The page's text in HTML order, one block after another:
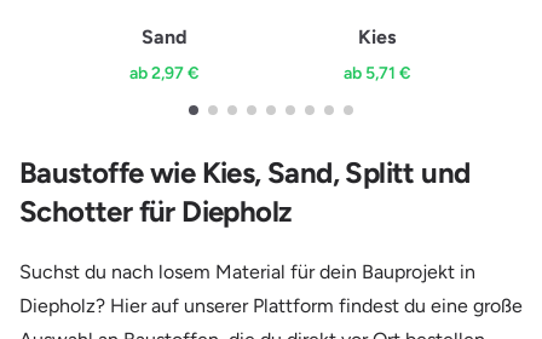
Sand
ab 2,97 €
Kies
ab 5,71 €
Baustoffe wie Kies, Sand, Splitt und
Schotter für Diepholz
Suchst du nach losem Material für dein Bauprojekt in
Diepholz? Hier auf unserer Plattform findest du eine große